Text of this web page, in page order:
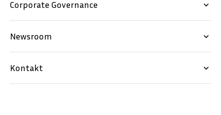
Corporate Governance keyboard_arrow_down
Newsroom keyboard_arrow_down
Kontakt keyboard_arrow_down